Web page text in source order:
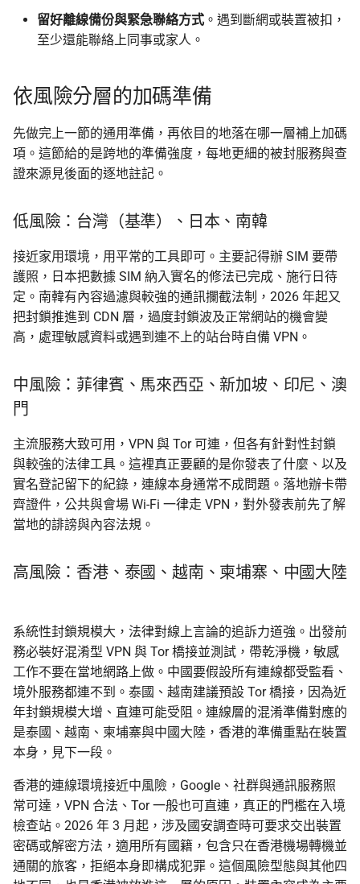
留好離線備份與緊急聯絡方式 。遇到斷網或裝置被扣，
至少還能聯絡上同事或家人。
依風險分層的加碼準備
先做完上一節的通用準備，再依目的地落在哪一層補上加碼
項。這節給的是跨地的準備強度，每地更細的被封服務與查
證來源見後面的逐地註記。
低風險：台灣（基準）、日本、南韓
接近家用環境，用平常的工具即可。主要記得辦 SIM 要帶
護照，日本把數據 SIM 納入實名的修法已完成、施行日待
定。南韓有內容過濾與較強的通訊攔截法制，2026 年起又
把封鎖推進到 CDN 層，過度封鎖波及正常網站的機會變
高，處理敏感資料或遇到連不上的站台時自備 VPN。
中風險：菲律賓、馬來西亞、新加坡、印尼、澳
門
主流服務大致可用，VPN 與 Tor 可連，但各有針對性封鎖
與較強的法律工具。這裡真正要顧的是你發表了什麼、以及
實名登記留下的紀錄，連線本身通常不成問題。落地辦卡帶
齊證件，公共與會場 Wi-Fi 一律走 VPN，對外發表前先了解
當地的誹謗與內容法規。
高風險：香港、泰國、越南、柬埔寨、中國大陸
系統性封鎖規模大，法律對線上言論的追訴力道強。出發前
務必裝好混淆型 VPN 與 Tor 橋接並測試，帶乾淨機，敏感
工作不要在當地網路上做。中國要假設所有連線都受監看、
境外服務都連不到。泰國、越南建議預設 Tor 橋接，因為近
年封鎖規模大增、直連可能受阻。連線層的混淆準備對應的
是泰國、越南、柬埔寨與中國大陸，香港的準備重點在裝置
本身，見下一段。
香港的連線環境接近中風險，Google、社群與通訊服務照
常可達，VPN 合法、Tor 一般也可直連，真正的門檻在入境
檢查站。2026 年 3 月起，涉及國安調查時可要求交出裝置
密碼或解密方法，適用所有國籍，包含只在香港機場轉機並
通關的旅客，拒絕本身即構成犯罪。這個風險型態與其他四